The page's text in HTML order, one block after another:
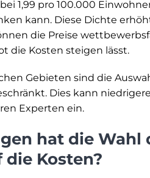
1,99 pro 100.000
kann. Diese Dichte
die Preise
die Kosten steigen lässt.
Gebieten sind die
Dies kann
Experten ein.
hat die Wahl
die Kosten?